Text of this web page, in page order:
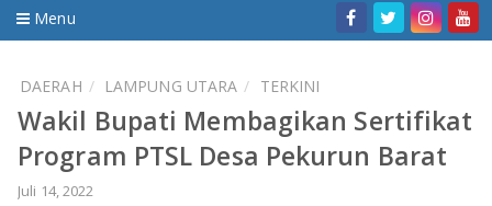
Menu
DAERAH
NASIONAL
HUKUM-KRIMINAL
DAERAH LAMPUNG UTARA TERKINI
Wakil Bupati Membagikan Sertifikat
Program PTSL Desa Pekurun Barat
Juli 14, 2022